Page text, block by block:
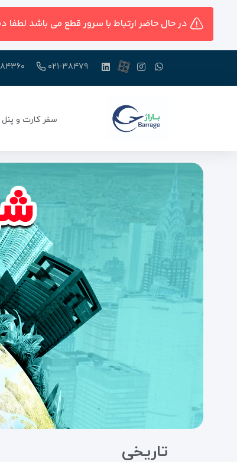
در حال حاضر ارتباط با سرور قطع می باشد لطفا
۰۲۱-۳۸۴۷۹
سفر کارت و پنل
تاریخی